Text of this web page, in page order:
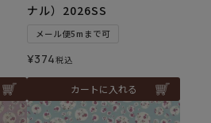
ナル）2026SS
メール便5mまで可
¥374税込
カートに入れる